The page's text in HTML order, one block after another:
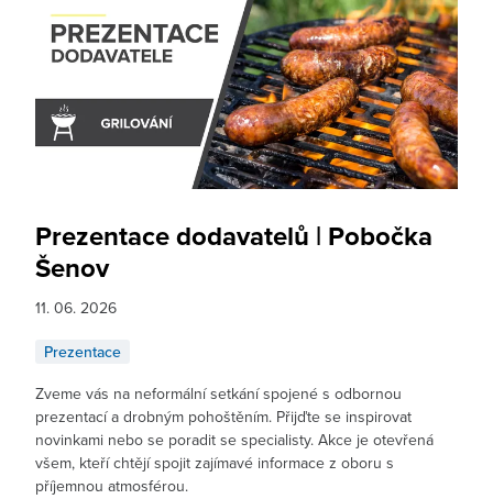
Prezentace dodavatelů | Pobočka
Šenov
11. 06. 2026
Prezentace
Zveme vás na neformální setkání spojené s odbornou
prezentací a drobným pohoštěním. Přijďte se inspirovat
novinkami nebo se poradit se specialisty. Akce je otevřená
všem, kteří chtějí spojit zajímavé informace z oboru s
příjemnou atmosférou.